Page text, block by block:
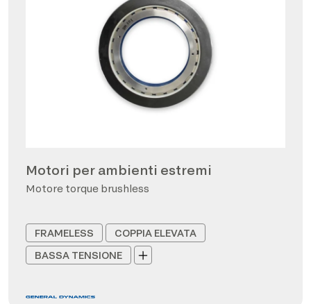
Motori per ambienti estremi
Motore torque brushless
FRAMELESS
COPPIA ELEVATA
BASSA TENSIONE